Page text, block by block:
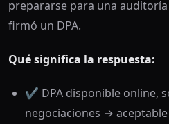
prepararse para una
firmó un DPA.
Qué significa la respuesta:
✔️ DPA disponible online,
negociaciones →